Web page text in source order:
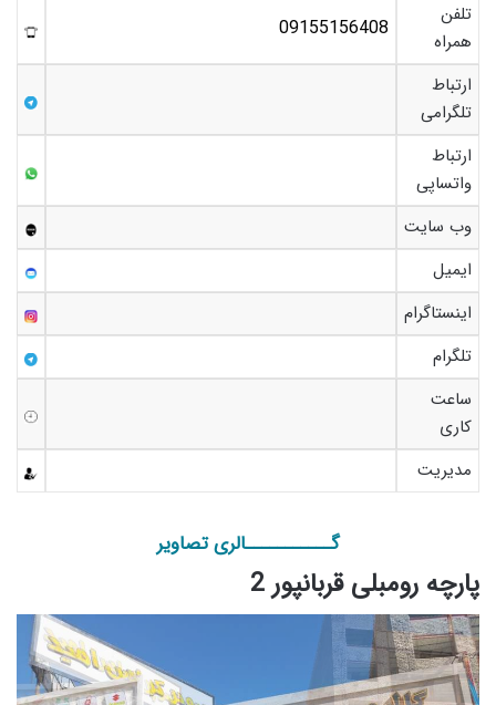
تلفن
همراه
09155156408
ارتباط
تلگرامی
ارتباط
واتساپی
وب سایت
ایمیل
اینستاگرام
تلگرام
ساعت
کاری
مدیریت
گـــــــــــالری تصاویر
پارچه رومبلی قربانپور 2